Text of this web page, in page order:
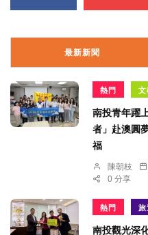
最新新聞
熱門 文
南投青年躍
者」赴澳圓
福
陳朝枝
0 分享
熱門 旅
南投觀光深